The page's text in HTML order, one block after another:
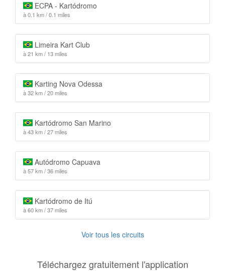
ECPA - Kartódromo
à 0.1 km / 0.1 miles
Limeira Kart Club
à 21 km / 13 miles
Karting Nova Odessa
à 32 km / 20 miles
Kartódromo San Marino
à 43 km / 27 miles
Autódromo Capuava
à 57 km / 36 miles
Kartódromo de Itú
à 60 km / 37 miles
Voir tous les circuits
Téléchargez gratuitement l'application